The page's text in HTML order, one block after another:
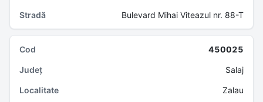
Bulevard Mihai Viteazul nr. 88-T
450025
Salaj
Zalau